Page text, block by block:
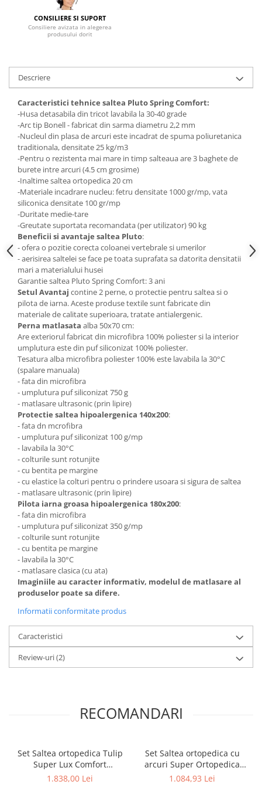
Mese gradinita
Scaune gradinita
Mobila camera copii
Saltele patuturi copii
Paturi copii
Masa si scaune gradinita
Seturi comode living si dormitor
CONSILIERE SI SUPORT
Consiliere avizata in alegerea
produsului dorit
Descriere
Caracteristici tehnice saltea Pluto Spring Comfort:
-Husa detasabila din tricot lavabila la 30-40 grade
-Arc tip Bonell - fabricat din sarma diametru 2,2 mm
-Nucleul din plasa de arcuri este incadrat de spuma poliuretanica
traditionala, densitate 25 kg/m3
-Pentru o rezistenta mai mare in timp salteaua are 3 baghete de
burete intre arcuri (4.5 cm grosime)
-Inaltime saltea ortopedica 20 cm
-Materiale incadrare nucleu: fetru densitate 1000 gr/mp, vata
siliconica densitate 100 gr/mp
-Duritate medie-tare
-Greutate suportata recomandata (per utilizator) 90 kg
Beneficii si avantaje saltea Pluto:
- ofera o pozitie corecta coloanei vertebrale si umerilor
- aerisirea saltelei se face pe toata suprafata sa datorita densitatii
mari a materialului husei
Garantie saltea Pluto Spring Comfort: 3 ani
Setul Avantaj contine 2 perne, o protectie pentru saltea si o
pilota de iarna. Aceste produse textile sunt fabricate din
materiale de calitate superioara, tratate antialergenic.
Perna matlasata alba 50x70 cm:
Are exteriorul fabricat din microfibra 100% poliester si la interior
umplutura este din puf siliconizat 100% poliester.
Tesatura alba microfibra poliester 100% este lavabila la 30°C
(spalare manuala)
- fata din microfibra
- umplutura puf siliconizat 750 g
- matlasare ultrasonic (prin lipire)
Protectie saltea hipoalergenica 140x200:
- fata dn mcrofibra
- umplutura puf siliconizat 100 g/mp
- lavabila la 30°C
- colturile sunt rotunjite
- cu bentita pe margine
- cu elastice la colturi pentru o prindere usoara si sigura de saltea
- matlasare ultrasonic (prin lipire)
Pilota iarna groasa hipoalergenica 180x200:
- fata din microfibra
- umplutura puf siliconizat 350 g/mp
- colturile sunt rotunjite
- cu bentita pe margine
- lavabila la 30°C
- matlasare clasica (cu ata)
Imaginiile au caracter informativ, modelul de matlasare al
produselor poate sa difere.
Informatii conformitate produs
Caracteristici
Review-uri(2)
RECOMANDARI
Set Saltea ortopedica Tulip
Super Lux Comfort
180x200x30cm, fermitate
1.838,00 Lei
Set Saltea ortopedica cu
arcuri Super Ortopedica
Sofia 180x200x20cm,
1.084,93 Lei